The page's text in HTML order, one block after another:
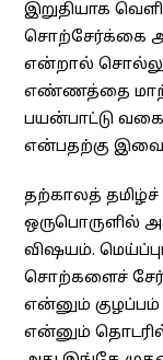
இறுதியாக
சொற்சேர்க்கை
என்றால்
எண்ணத்தை
பயன்பாட்டு
என்பதற்கு இவை
தற்காலத்
ஒருபொருளில்
விஷயம்.
சொற்களைச்
என்னும்
என்னும்